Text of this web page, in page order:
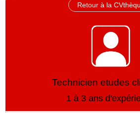
Retour à la
Technicien etudes
1 à 3 ans